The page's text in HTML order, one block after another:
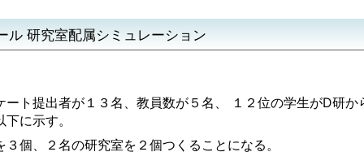
ル 研究室配属シミュレーション
ート提出者が１３名、教員数が５名、 １２位の学生がD研
に示す。
３個、２名の研究室を２個つくることになる。